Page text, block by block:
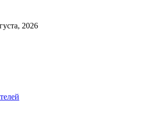
2026